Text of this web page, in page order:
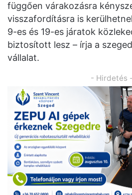
függően várakozásra
visszafordításra is
9-es és 19-es járatok
biztosított lesz – írja a
vállalat.
- Hirdetés -